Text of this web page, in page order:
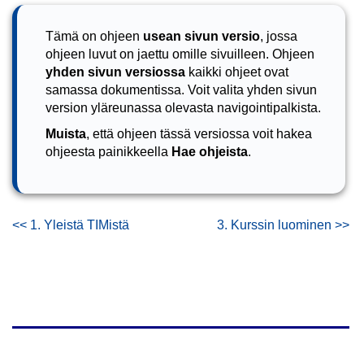
Tämä on ohjeen usean sivun versio, jossa
ohjeen luvut on jaettu omille sivuilleen. Ohjeen
yhden sivun versiossakaikki ohjeet ovat
samassa dokumentissa. Voit valita yhden sivun
version yläreunassa olevasta navigointipalkista.
Muista, että ohjeen tässä versiossa voit hakea
ohjeesta painikkeella Hae ohjeista.
1. Yleistä TIMistä 3. Kurssin luominen